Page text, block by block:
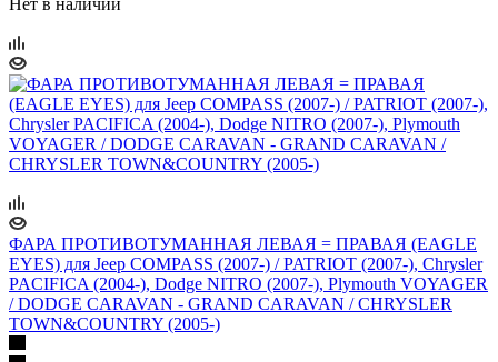
ФАРА ПРОТИВОТУМАННАЯ ЛЕВАЯ = ПРАВАЯ (EAGLE
EYES) для Jeep COMPASS (2007-) / PATRIOT (2007-), Chrysler
PACIFICA (2004-), Dodge NITRO (2007-), Plymouth VOYAGER
/ DODGE CARAVAN - GRAND CARAVAN / CHRYSLER
TOWN&COUNTRY (2005-)